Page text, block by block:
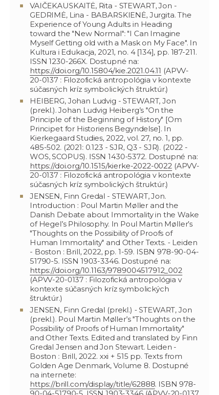
VAIČEKAUSKAITĖ, Rita - STEWART, Jon -
GEDRIMĖ, Lina - BABARSKIENĖ, Jurgita. The
Experience of Young Adults in Heading
toward the "New Normal": "I Can Imagine
Myself Getting old with a Mask on My Face". In
Kultura i Edukacja, 2021, no. 4 [134], pp. 187-211.
ISSN 1230-266X. Dostupné na:
https://doi.org/10.15804/kie.2021.04.11 (APVV-
20-0137 : Filozofická antropológia v kontexte
súčasných kríz symbolických štruktúr.)
HEIBERG, Johan Ludvig - STEWART, Jon
(prekl.). Johan Ludvig Heiberg’s "On the
Principle of the Beginning of History" [Om
Principet for Historiens Begyndelse]. In
Kierkegaard Studies, 2022, vol. 27, no. 1, pp.
485-502. (2021: 0.123 - SJR, Q3 - SJR). (2022 -
WOS, SCOPUS). ISSN 1430-5372. Dostupné na:
https://doi.org/10.1515/kierke-2022-0022 (APVV-
20-0137 : Filozofická antropológia v kontexte
súčasných kríz symbolických štruktúr.)
JENSEN, Finn Gredal - STEWART, Jon.
Introduction : Poul Martin Møller and the
Danish Debate about Immortality in the Wake
of Hegel’s Philosophy. In Poul Martin Møller’s
"Thoughts on the Possibility of Proofs of
Human Immortality" and Other Texts. - Leiden
- Boston : Brill, 2022, pp. 1-59. ISBN 978-90-04-
51790-5. ISSN 1903-3346. Dostupné na:
https://doi.org/10.1163/9789004517912_002
(APVV-20-0137 : Filozofická antropológia v
kontexte súčasných kríz symbolických
štruktúr.)
JENSEN, Finn Gredal (prekl.) - STEWART, Jon
(prekl.). Poul Martin Møller’s "Thoughts on the
Possibility of Proofs of Human Immortality"
and Other Texts. Edited and translated by Finn
Gredal Jensen and Jon Stewart. Leiden -
Boston : Brill, 2022. xxi + 515 pp. Texts from
Golden Age Denmark, Volume 8. Dostupné
na internete:
https://brill.com/display/title/62888. ISBN 978-
90-04-51790-5. ISSN 1903-3346 (APVV-20-0137